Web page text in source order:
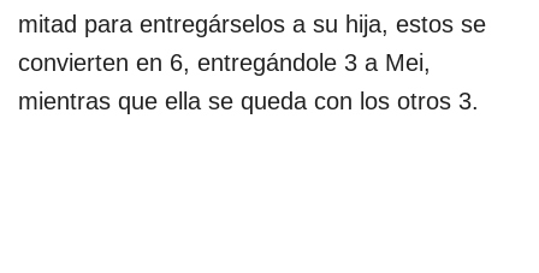
mitad para entregárselos a su hija, estos se
convierten en 6, entregándole 3 a Mei,
mientras que ella se queda con los otros 3.